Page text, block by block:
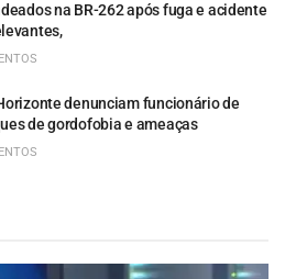
na BR-262 após fuga e acidente
denunciam funcionário de
de gordofobia e ameaças